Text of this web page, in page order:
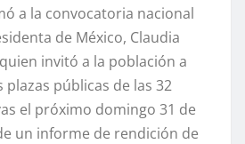
a la convocatoria nacional
de México, Claudia
invitó a la población a
públicas de las 32
el próximo domingo 31 de
un informe de rendición de